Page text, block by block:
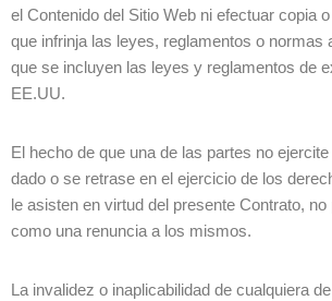
el Contenido del Sitio Web ni efectuar copia
que infrinja las leyes, reglamentos o normas
que se incluyen las leyes y reglamentos de
EE.UU.
El hecho de que una de las partes no
dado o se retrase en el ejercicio de los
le asisten en virtud del presente Contrato,
como una renuncia a los mismos.
La invalidez o inaplicabilidad de cualquiera